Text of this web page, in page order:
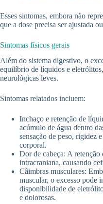
Esses sintomas, embora não
que a dose precisa ser ajustada
Sintomas físicos gerais
Além do sistema digestivo, o
equilíbrio de líquidos e
neurológicas leves.
Sintomas relatados incluem:
Inchaço e retenção de
acúmulo de água dentro
sensação de peso, rigidez
corporal.
Dor de cabeça: A
intracraniana, causando
Câimbras musculares:
muscular, o excesso pode
disponibilidade de
e dolorosas.